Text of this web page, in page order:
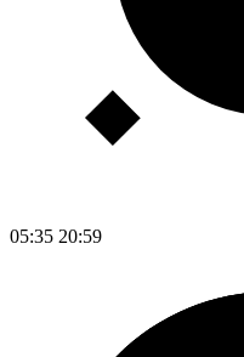
05:35 20:59